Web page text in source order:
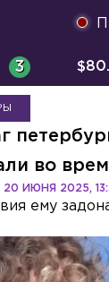
3 $
во
20 ИЮНЯ 2025,
ему